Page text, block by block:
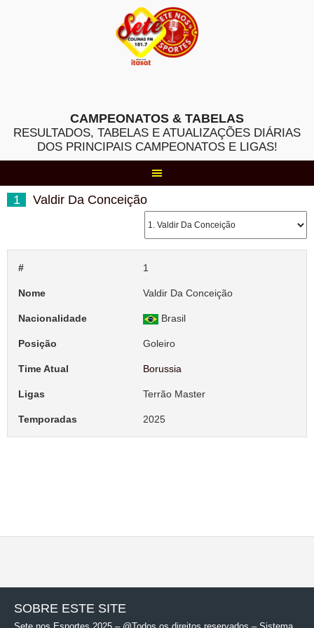
CAMPEONATOS & TABELAS
RESULTADOS, TABELAS E ATUALIZAÇÕES DIÁRIAS
DOS PRINCIPAIS CAMPEONATOS E LIGAS!
1 Valdir Da Conceição
# 1
Nome Valdir Da Conceição
Nacionalidade Brasil
Posição Goleiro
Time Atual Borussia
Ligas Terrão Master
Temporadas 2025
SOBRE ESTE SITE